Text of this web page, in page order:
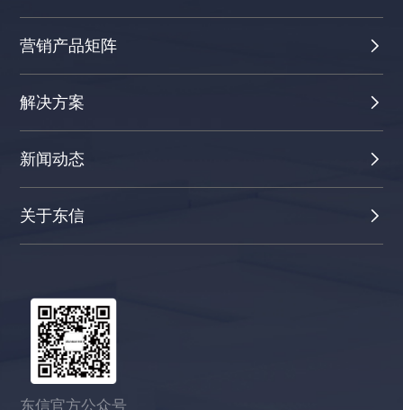
营销产品矩阵
解决方案
新闻动态
关于东信
东信官方公众号